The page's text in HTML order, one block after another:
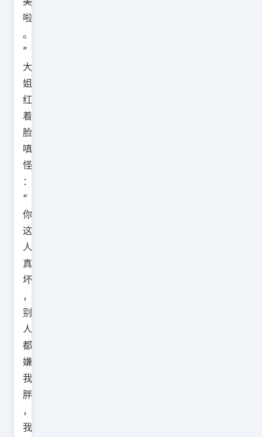
啦
。
”
大
姐
红
着
脸
嗔
怪
：
“
你
这
人
真
坏
，
别
人
都
嫌
我
胖
，
我